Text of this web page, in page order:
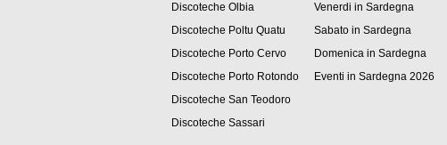
Discoteche Olbia
Discoteche Poltu Quatu
Discoteche Porto Cervo
Discoteche Porto Rotondo
Discoteche San Teodoro
Discoteche Sassari
Venerdi in Sardegna
Sabato in Sardegna
Domenica in Sardegna
Eventi in Sardegna 2026